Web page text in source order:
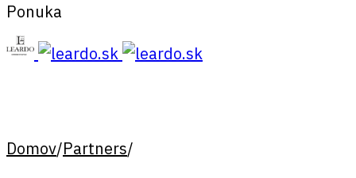
Ponuka
Domov/Partners/